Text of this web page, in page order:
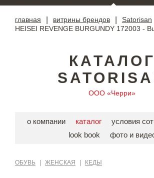
главная витрины брендов Satorisan
HEISEI REVENGE BURGUNDY 172003 -
КАТАЛОГ
ООО «Черри»
о компании каталог
условия
look book
фото и
ОБУВЬ ЖЕНСКАЯ КЕДЫ